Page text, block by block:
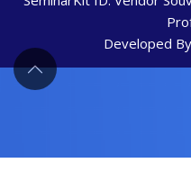
Developed